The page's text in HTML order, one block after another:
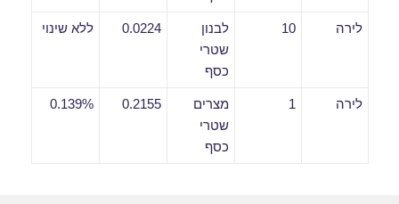
לירה 10
לבנון
שטרי
כסף
0.0224 ללא שינוי
לירה 1
מצרים
שטרי
כסף
0.2155
0.139%